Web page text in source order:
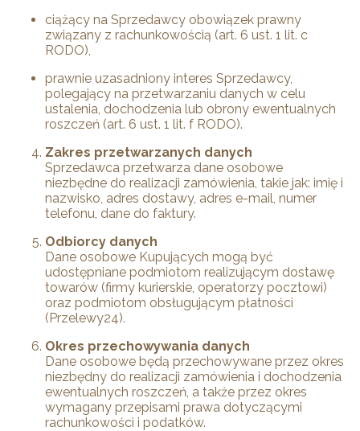
ciążący na Sprzedawcy obowiązek prawny
związany z rachunkowością (art. 6 ust. 1 lit. c
RODO),
prawnie uzasadniony interes Sprzedawcy,
polegający na przetwarzaniu danych w celu
ustalenia, dochodzenia lub obrony ewentualnych
roszczeń (art. 6 ust. 1 lit. f RODO).
Zakres przetwarzanych danych
Sprzedawca przetwarza dane osobowe
niezbędne do realizacji zamówienia, takie jak: imię i
nazwisko, adres dostawy, adres e-mail, numer
telefonu, dane do faktury.
Odbiorcy danych
Dane osobowe Kupujących mogą być
udostępniane podmiotom realizującym dostawę
towarów (firmy kurierskie, operatorzy pocztowi)
oraz podmiotom obsługującym płatności
(Przelewy24).
Okres przechowywania danych
Dane osobowe będą przechowywane przez okres
niezbędny do realizacji zamówienia i dochodzenia
ewentualnych roszczeń, a także przez okres
wymagany przepisami prawa dotyczącymi
rachunkowości i podatków.